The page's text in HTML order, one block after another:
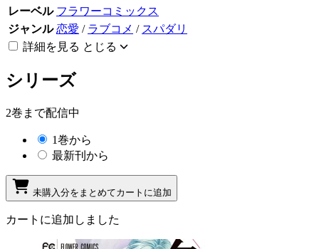
レーベル フラワーコミックス
ジャンル 恋愛 / ラブコメ / スパダリ
詳細を見る とじる
シリーズ
2巻まで配信中
1巻から
最新刊から
未購入分をまとめてカートに追加
カートに追加しました